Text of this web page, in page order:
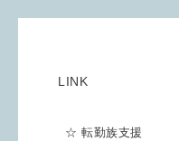
LINK
☆ 転勤族支援